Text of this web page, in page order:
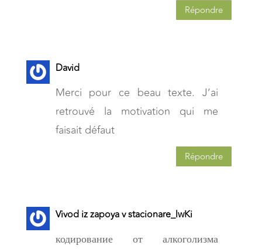
Répondre
David
Merci pour ce beau texte. J’ai
retrouvé la motivation qui me
faisait défaut
Répondre
Vivod iz zapoya v stacionare_lwKi
кодирование от алкоголизма